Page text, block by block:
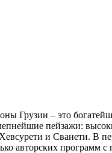
Грузии – это
пейзажи:
и Сванети. В
авторских программ с